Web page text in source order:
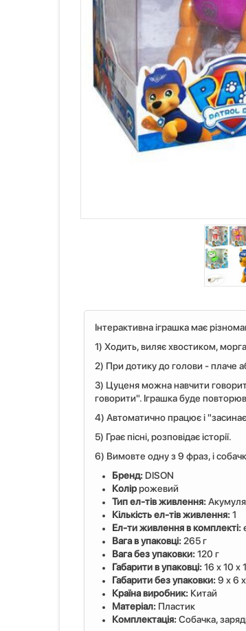
Інтерактивна іграшка має
1) Ходить, виляє хвостиком,
2) При дотику до голови - плаче
3) Цуценя можна навчити
говорити". Іграшка буде
4) Автоматично працює і
5) Грає пісні, розповідає історії.
6) Вимовте одну з 9 фраз, і
Бренд: DISON
Коліррожевий
Тип ел-тів живлення:
Кількість ел-тів живлення:1
Ел-ти живлення в комплекті:
Вага в упаковці:265 г
Вага без упаковки:120 г
Габарити в упаковці:16 x 10 x
Габарити без упаковки:9 x 6
Країна виробник: Китай
Матеріал: Пластик
Комплектація:Собачка,